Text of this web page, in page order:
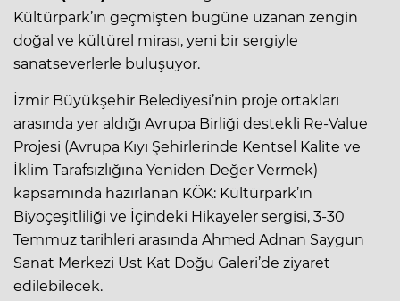
Kültürpark’ın geçmişten bugüne uzanan zengin
doğal ve kültürel mirası, yeni bir sergiyle
sanatseverlerle buluşuyor.
İzmir Büyükşehir Belediyesi’nin proje ortakları
arasında yer aldığı Avrupa Birliği destekli Re-Value
Projesi (Avrupa Kıyı Şehirlerinde Kentsel Kalite ve
İklim Tarafsızlığına Yeniden Değer Vermek)
kapsamında hazırlanan KÖK: Kültürpark’ın
Biyoçeşitliliği ve İçindeki Hikayeler sergisi, 3-30
Temmuz tarihleri arasında Ahmed Adnan Saygun
Sanat Merkezi Üst Kat Doğu Galeri’de ziyaret
edilebilecek.